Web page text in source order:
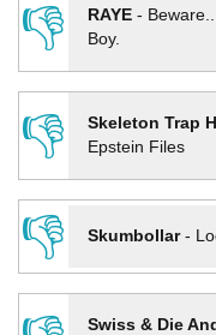
👎
RAYE-
Boy.
👎 Skeleton Trap
Epstein Files
👎
Skumbollar-
Swiss & Die